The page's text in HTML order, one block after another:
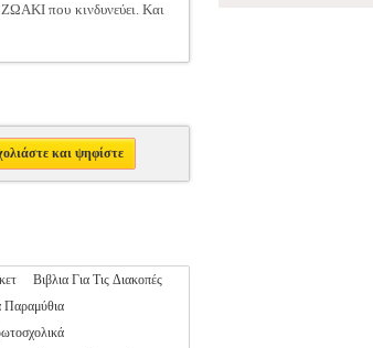
ΖΩΑΚΙ που κινδυνεύει. Και
και ψηφίστε
Βιβλια Για Τις Διακοπές
Παραμύθια